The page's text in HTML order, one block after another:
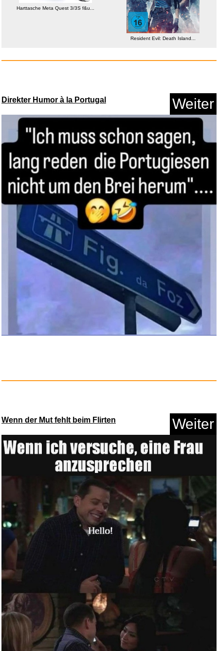
Resident Evil: Death Island...
Anzeige
Amazon Physical Gift Card in a...
Anzeige
Elektrische Seilwinde, 12 V Kf...
Harttasche Meta Quest 3/3S f&u...
Resident Evil: Death Island...
Direkter Humor à la Portugal Weiter
Wenn der Mut fehlt beim Flirten Weiter